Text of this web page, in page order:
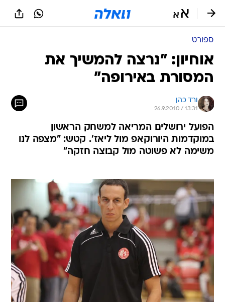
ספורט
אוחיון: "נרצה להמשיך את
המסורת באירופה"
ורד כהן
26.9.2010 / 13:31
הפועל ירושלים המריאה למשחק הראשון
במוקדמות היורוקאפ מול ליאז'. קטש: "מצפה לנו
משימה לא פשוטה מול קבוצה חזקה"